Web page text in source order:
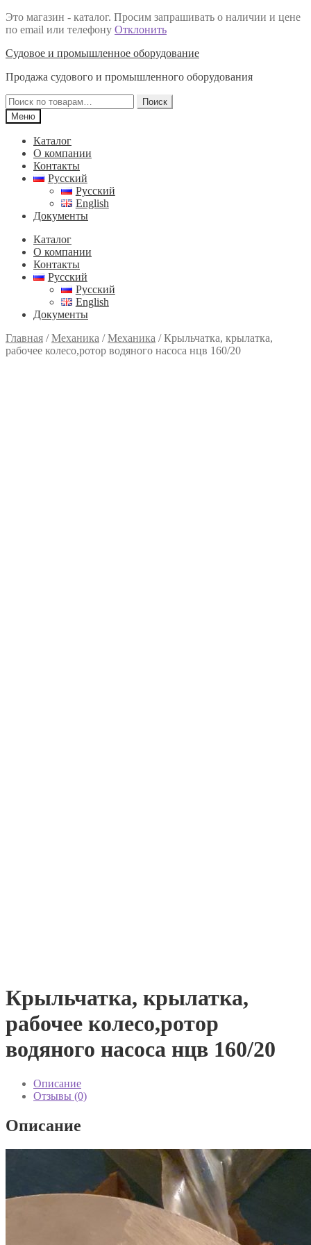
Это магазин - каталог. Просим запрашивать о наличии и цене
по email или телефону Отклонить
Перейти
навигации
Перейти
содержимому
Судовое и промышленное оборудование
Продажа судового и промышленного оборудования
Искать:
Поиск
Меню
Каталог
О компании
Контакты
Русский
Русский
English
Документы
Каталог
О компании
Контакты
Русский
Русский
English
Документы
Главная /Механика /Механика /Крыльчатка, крылатка,
рабочее колесо,ротор водяного насоса нцв 160/20
Крыльчатка, крылатка,
рабочее колесо,ротор
водяного насоса нцв 160/20
Описание
Отзывы (0)
Описание